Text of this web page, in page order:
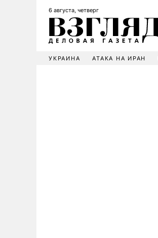
6 августа, четверг
УКРАИНА АТАКА НА ИРАН